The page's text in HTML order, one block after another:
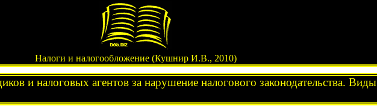
Налоги и налогообложение (Кушнир И.В., 2010)
и налоговых агентов за нарушение налогового законодательства. Виды